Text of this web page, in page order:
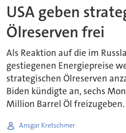
USA geben
Ölreserven frei
Als Reaktion auf die im
gestiegenen Energiepreise
strategischen Ölreserven
Biden kündigte an, sechs
Million Barrel Öl freizugeben.
Ansgar Kretschmer